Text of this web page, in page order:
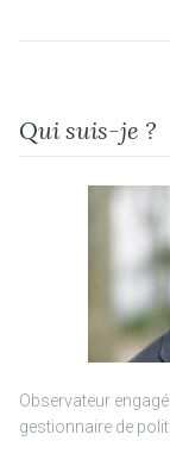
Qui suis-je ?
Observateur
gestionnaire de